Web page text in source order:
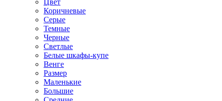
Цвет
Коричневые
Серые
Темные
Черные
Светлые
Белые шкафы-купе
Венге
Размер
Маленькие
Большие